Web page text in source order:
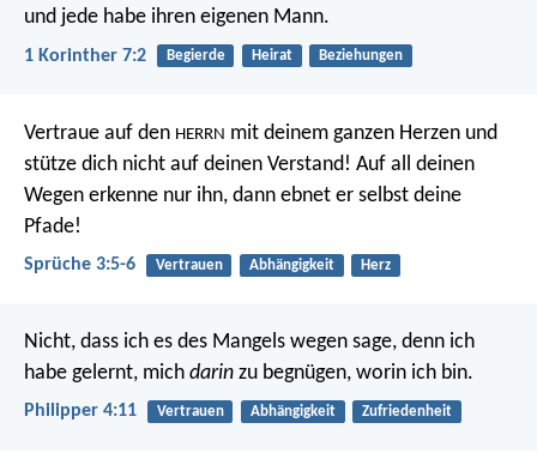
und jede habe ihren eigenen Mann.
1 Korinther 7:2 Begierde Heirat Beziehungen
Vertraue auf den HERRN mit deinem ganzen Herzen und
stütze dich nicht auf deinen Verstand! Auf all deinen
Wegen erkenne nur ihn, dann ebnet er selbst deine
Pfade!
Sprüche 3:5-6 Vertrauen Abhängigkeit Herz
Nicht, dass ich es des Mangels wegen sage, denn ich
habe gelernt, mich darin zu begnügen, worin ich bin.
Philipper 4:11 Vertrauen Abhängigkeit Zufriedenheit